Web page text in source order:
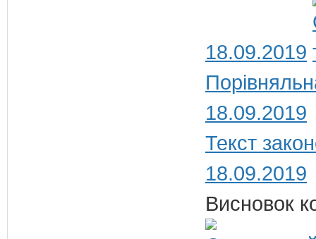
18.09.2019
18.09.2019
Текст
18.09.2019
Висновок